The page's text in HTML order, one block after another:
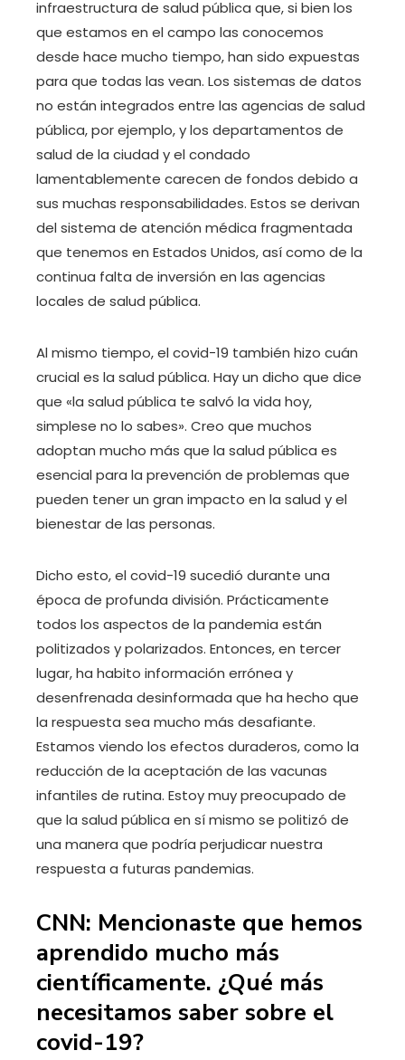
infraestructura de salud pública que, si bien los
que estamos en el campo las conocemos
desde hace mucho tiempo, han sido expuestas
para que todas las vean. Los sistemas de datos
no están integrados entre las agencias de salud
pública, por ejemplo, y los departamentos de
salud de la ciudad y el condado
lamentablemente carecen de fondos debido a
sus muchas responsabilidades. Estos se derivan
del sistema de atención médica fragmentada
que tenemos en Estados Unidos, así como de la
continua falta de inversión en las agencias
locales de salud pública.
Al mismo tiempo, el covid-19 también hizo cuán
crucial es la salud pública. Hay un dicho que dice
que «la salud pública te salvó la vida hoy,
simplese no lo sabes». Creo que muchos
adoptan mucho más que la salud pública es
esencial para la prevención de problemas que
pueden tener un gran impacto en la salud y el
bienestar de las personas.
Dicho esto, el covid-19 sucedió durante una
época de profunda división. Prácticamente
todos los aspectos de la pandemia están
politizados y polarizados. Entonces, en tercer
lugar, ha habito información errónea y
desenfrenada desinformada que ha hecho que
la respuesta sea mucho más desafiante.
Estamos viendo los efectos duraderos, como la
reducción de la aceptación de las vacunas
infantiles de rutina. Estoy muy preocupado de
que la salud pública en sí mismo se politizó de
una manera que podría perjudicar nuestra
respuesta a futuras pandemias.
CNN: Mencionaste que hemos
aprendido mucho más
científicamente. ¿Qué más
necesitamos saber sobre el
covid-19?